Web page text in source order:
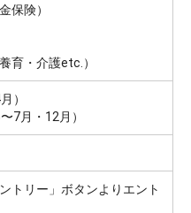
保険）
育・介護etc.）
）
7月・12月）
トリー」ボタンよりエント